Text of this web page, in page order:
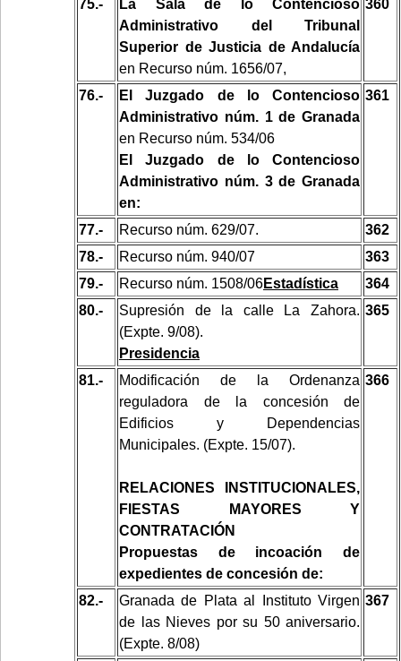
75.-
La Sala de lo Contencioso
Administrativo del Tribunal
Superior de Justicia de Andalucía
en Recurso núm. 1656/07,
360
76.-
El Juzgado de lo Contencioso
Administrativo núm. 1 de Granada
en Recurso núm. 534/06
El Juzgado de lo Contencioso
Administrativo núm. 3 de Granada
en:
361
77.- Recurso núm. 629/07.
362
78.-
Recurso núm. 940/07
363
79.-
Recurso núm. 1508/06Estadística
364
80.-
Supresión de la calle La Zahora.
(Expte. 9/08).
Presidencia
365
81.-
Modificación de la Ordenanza
reguladora de la concesión de
Edificios y Dependencias
Municipales. (Expte. 15/07).
RELACIONES INSTITUCIONALES,
FIESTAS MAYORES Y
CONTRATACIÓN
Propuestas de incoación de
expedientes de concesión de:
366
82.-
Granada de Plata al Instituto Virgen
de las Nieves por su 50 aniversario.
(Expte. 8/08)
367